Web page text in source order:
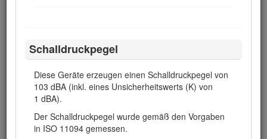
Schalldruckpegel
Diese Geräte erzeugen einen Schalldruckpegel von
103 dBA (inkl. eines Unsicherheitswerts (K) von
1 dBA).
Der Schalldruckpegel wurde gemäß den Vorgaben
in ISO 11094 gemessen.
Sie das Mähen erst wieder, wenn der
Arbeitsbereich frei ist.
Wartung und Lagerung
Anschlüsse fest angezogen sind, und dass
sich alle hydraulischen Schläuche und